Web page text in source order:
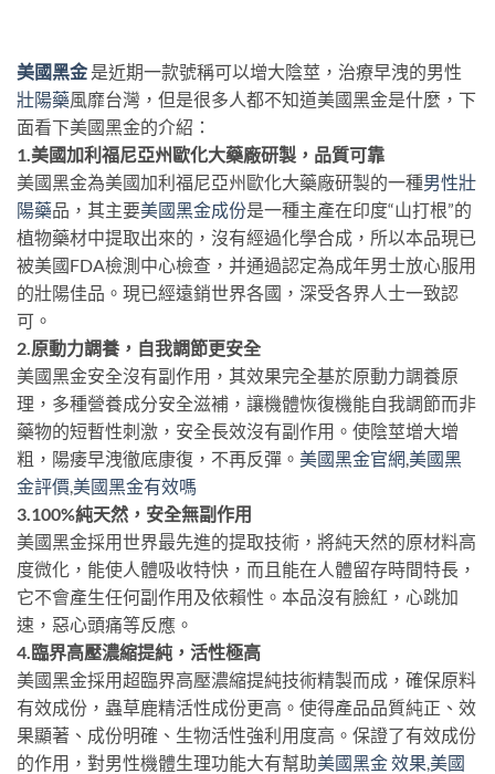
美國黑金 是近期一款號稱可以增大陰莖，治療早洩的男性
壯陽藥風靡台灣，但是很多人都不知道美國黑金是什麼，下
面看下美國黑金的介紹：
1.美國加利福尼亞州歐化大藥廠研製，品質可靠
美國黑金為美國加利福尼亞州歐化大藥廠研製的一種男性壯
陽藥品，其主要美國黑金成份是一種主產在印度“山打根”的
植物藥材中提取出來的，沒有經過化學合成，所以本品現已
被美國FDA檢測中心檢查，并通過認定為成年男士放心服用
的壯陽佳品。現已經遠銷世界各國，深受各界人士一致認
可。
2.原動力調養，自我調節更安全
美國黑金安全沒有副作用，其效果完全基於原動力調養原
理，多種營養成分安全滋補，讓機體恢復機能自我調節而非
藥物的短暫性刺激，安全長效沒有副作用。使陰莖增大增
粗，陽痿早洩徹底康復，不再反彈。 美國黑金官網 美國黑
金評價 美國黑金有效嗎
3.100%純天然，安全無副作用
美國黑金採用世界最先進的提取技術，將純天然的原材料高
度微化，能使人體吸收特快，而且能在人體留存時間特長，
它不會產生任何副作用及依賴性。本品沒有臉紅，心跳加
速，惡心頭痛等反應。
4.臨界高壓濃縮提純，活性極高
美國黑金採用超臨界高壓濃縮提純技術精製而成，確保原料
有效成份，蟲草鹿精活性成份更高。使得產品品質純正、效
果顯著、成份明確、生物活性強利用度高。保證了有效成份
的作用，對男性機體生理功能大有幫助美國黑金 效果 美國